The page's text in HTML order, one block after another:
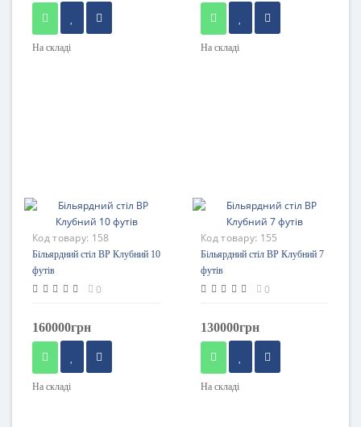
На складі На складі
Код товару: 158
Більярдний стіл BP Клубний 10
футів
0
160000грн
На складі
Код товару: 155
Більярдний стіл BP Клубний 7
футів
0
130000грн
На складі